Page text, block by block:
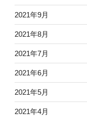
2021年9月
2021年8月
2021年7月
2021年6月
2021年5月
2021年4月